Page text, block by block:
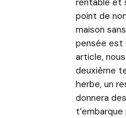
point de
maison
pensée est
article,
deuxième
herbe, un
donnera